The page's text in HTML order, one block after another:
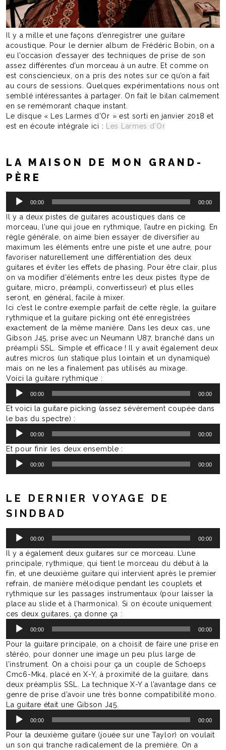
Il y a mille et une façons d’enregistrer une guitare
acoustique. Pour le dernier album de Frédéric Bobin, on a
eu l’occasion d’essayer des techniques de prise de son
assez différentes d’un morceau à un autre. Et comme on
est consciencieux, on a pris des notes sur ce qu’on a fait
au cours de sessions. Quelques expérimentations nous ont
semblé intéressantes à partager. On fait le bilan calmement
en se remémorant chaque instant.
Le disque « Les Larmes d’Or » est sorti en janvier 2018 et
est en écoute intégrale ici :
Les Larmes d’Or
LA MAISON DE MON GRAND-
PÈRE
Lecteur
audio
00:00 00:00
Il y a deux pistes de guitares acoustiques dans ce
morceau, l’une qui joue en rythmique, l’autre en picking. En
règle générale, on aime bien essayer de diversifier au
maximum les éléments entre une piste et une autre, pour
favoriser naturellement une différentiation des deux
guitares et éviter les effets de phasing. Pour être clair, plus
on va modifier d’éléments entre les deux pistes (type de
guitare, micro, préampli, convertisseur) et plus elles
seront, en général, facile à mixer.
Ici c’est le contre exemple parfait de cette règle, la guitare
rythmique et la guitare picking ont été enregistrées
exactement de la même manière. Dans les deux cas, une
Gibson J45, prise avec un Neumann U87, branché dans un
préampli SSL. Simple et efficace ! Il y avait également deux
autres micros (un statique plus lointain et un dynamique)
mais on ne les a finalement pas utilisés au mixage.
Voici la guitare rythmique :
Lecteur
audio
00:00 00:00
Et voici la guitare picking (assez sévèrement coupée dans
le bas du spectre) :
Lecteur
audio
00:00 00:00
Et pour finir les deux ensemble :
Lecteur
audio
00:00 00:00
LE DERNIER VOYAGE DE
SINDBAD
Lecteur
audio
00:00 00:00
Il y a également deux guitares sur ce morceau. L’une
principale, rythmique, qui tient le morceau du début à la
fin, et une deuxième guitare qui intervient après le premier
refrain, de manière mélodique pendant les couplets et
rythmique sur les passages instrumentaux (pour laisser la
place au slide et à l’harmonica). Si on écoute uniquement
ces deux guitares, ça donne ça :
Lecteur
audio
00:00 00:00
Pour la guitare principale, on a choisit de faire une prise en
stéréo, pour donner une image un peu plus large de
l’instrument. On a choisi pour ça un couple de Schoeps
Cmc6-Mk4, placé en X-Y, à proximité de la guitare, dans
deux préamplis SSL. La technique X-Y a l’avantage dans ce
genre de prise d’avoir une très bonne compatibilité mono.
La guitare était une Gibson J45.
Lecteur
audio
00:00 00:00
Pour la deuxième guitare (jouée sur une Taylor) on voulait
un son qui tranche radicalement de la première. On a